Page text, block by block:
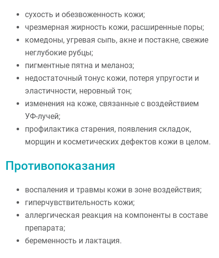
сухость и обезвоженность кожи;
чрезмерная жирность кожи, расширенные поры;
комедоны, угревая сыпь, акне и постакне, свежие
неглубокие рубцы;
пигментные пятна и меланоз;
недостаточный тонус кожи, потеря упругости и
эластичности, неровный тон;
изменения на коже, связанные с воздействием
УФ-лучей;
профилактика старения, появления складок,
морщин и косметических дефектов кожи в целом.
Противопоказания
воспаления и травмы кожи в зоне воздействия;
гиперчувствительность кожи;
аллергическая реакция на компоненты в составе
препарата;
беременность и лактация.